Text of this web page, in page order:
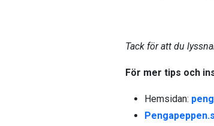
Tack för att du
För mer tips och
Hemsidan: